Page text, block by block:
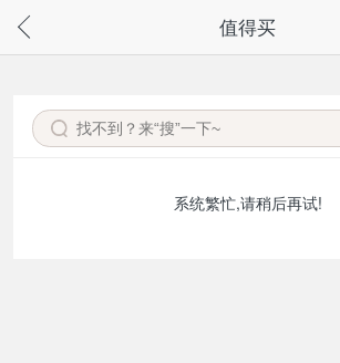
请通过微信或支付宝搜“奇兔客小程序”访问
值得买
系统繁忙,请稍后再试!